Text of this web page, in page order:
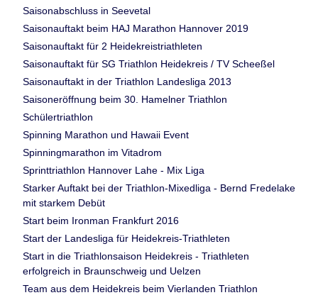
Saisonabschluss in Seevetal
Saisonauftakt beim HAJ Marathon Hannover 2019
Saisonauftakt für 2 Heidekreistriathleten
Saisonauftakt für SG Triathlon Heidekreis / TV Scheeßel
Saisonauftakt in der Triathlon Landesliga 2013
Saisoneröffnung beim 30. Hamelner Triathlon
Schülertriathlon
Spinning Marathon und Hawaii Event
Spinningmarathon im Vitadrom
Sprinttriathlon Hannover Lahe - Mix Liga
Starker Auftakt bei der Triathlon-Mixedliga - Bernd Fredelake
mit starkem Debüt
Start beim Ironman Frankfurt 2016
Start der Landesliga für Heidekreis-Triathleten
Start in die Triathlonsaison Heidekreis - Triathleten
erfolgreich in Braunschweig und Uelzen
Team aus dem Heidekreis beim Vierlanden Triathlon